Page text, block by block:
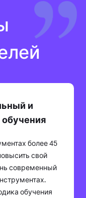
и
более 45
свой
современный
обучения